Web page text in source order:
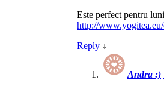
Este perfect pentru
http://
Reply ↓
Andra :)